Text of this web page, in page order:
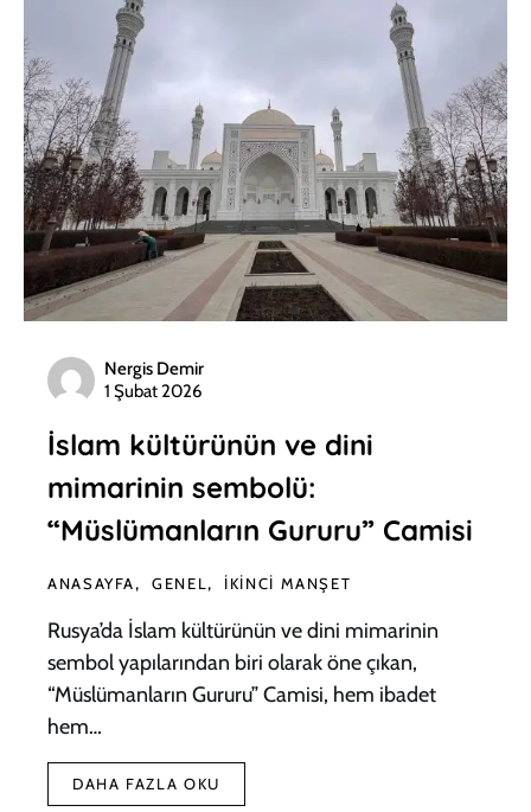
Nergis Demir
1 Şubat 2026
İslam kültürünün ve dini
mimarinin sembolü:
“Müslümanların Gururu” Camisi
ANASAYFA GENEL İKINCI MANŞET
Rusya’da İslam kültürünün ve dini mimarinin
sembol yapılarından biri olarak öne çıkan,
“Müslümanların Gururu” Camisi, hem ibadet
hem…
DAHA FAZLA OKU